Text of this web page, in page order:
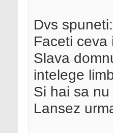
Dvs
Faceti ceva
Slava
intelege
Si hai sa
Lansez